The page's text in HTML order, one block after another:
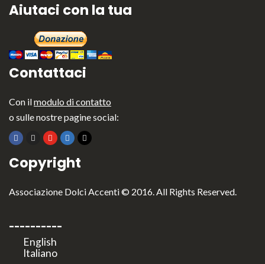
Aiutaci con la tua
Contattaci
Con ilmodulo di contatto
o sulle nostre pagine social:
Copyright
Associazione Dolci Accenti © 2016. All Rights Reserved.
----------